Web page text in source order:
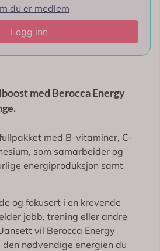
du er medlem
Logg inn
med Berocca Energy
med B-vitaminer, C-
som samarbeider og
energiproduksjon samt
og fokusert i en krevende
jobb, trening eller andre
vil Berocca Energy
nødvendige energien du